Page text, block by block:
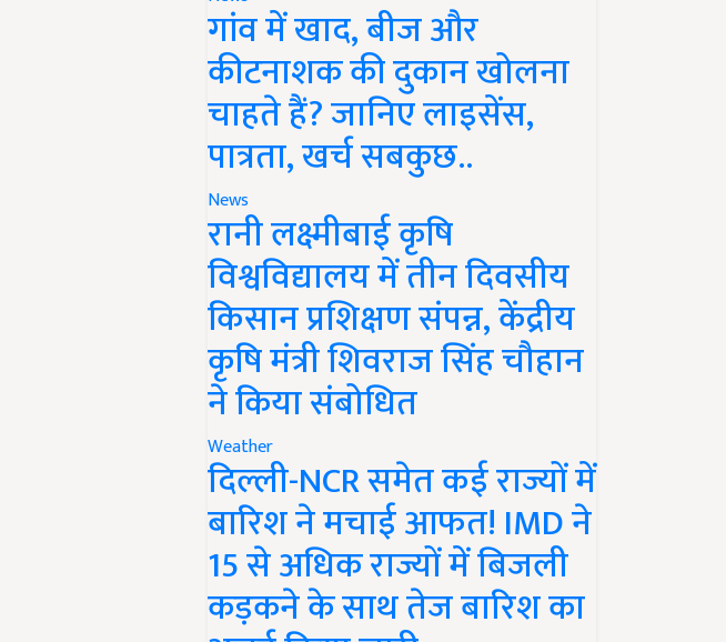
गांव में खाद, बीज और
कीटनाशक की दुकान खोलना
चाहते हैं? जानिए लाइसेंस,
पात्रता, खर्च सबकुछ..
News
रानी लक्ष्मीबाई कृषि
विश्वविद्यालय में तीन दिवसीय
किसान प्रशिक्षण संपन्न, केंद्रीय
कृषि मंत्री शिवराज सिंह चौहान
ने किया संबोधित
Weather
दिल्ली-NCR समेत कई राज्यों में
बारिश ने मचाई आफत! IMD ने
15 से अधिक राज्यों में बिजली
कड़कने के साथ तेज बारिश का